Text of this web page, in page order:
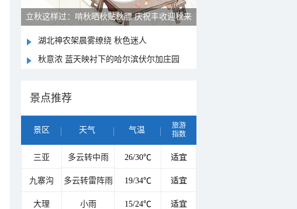
立秋这样过：啃秋晒秋贴秋膘 庆祝丰收迎秋来
湖北神农架晨雾缭绕 秋色迷人
秋意浓 蓝天映衬下的哈尔滨伏尔加庄园
景点推荐
景区 天气 气温
旅游
指数
三亚 多云转中雨 26/30℃ 适宜
九寨沟 多云转雷阵雨 19/34℃ 适宜
大理 小雨 15/24℃ 适宜